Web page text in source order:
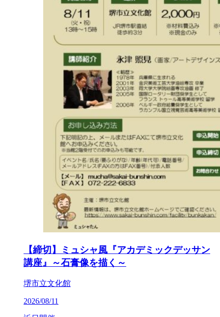
【締切】ミュシャ風『アカデミックデッサン
講座』～石膏像を描く～
堺市立文化館
2026/08/11